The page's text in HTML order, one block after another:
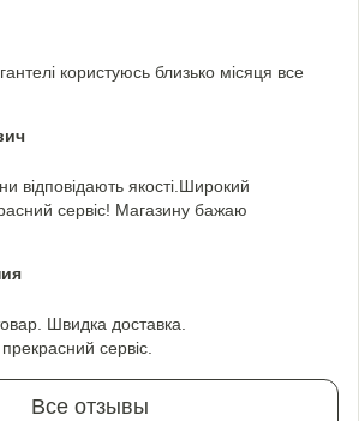
користуюсь близько місяця все
відповідають якості.Широкий
сервіс! Магазину бажаю
Швидка доставка.
сервіс.
Все отзывы